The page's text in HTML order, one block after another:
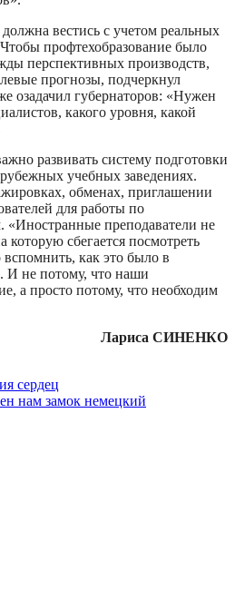
вестись с учетом реальных
профтехобразование было
перспективных производств,
прогнозы, подчеркнул
озадачил губернаторов: «Нужен
какого уровня, какой
развивать систему подготовки
учебных заведениях.
обменах, приглашении
для работы по
«Иностранные преподаватели не
сбегается посмотреть
вспомнить, как это было в
И не потому, что наши
а просто потому, что необходим
Лариса СИНЕНКО
сердец
нам замок немецкий